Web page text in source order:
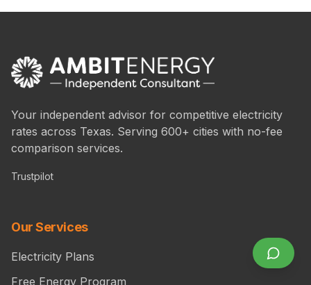
Your independent advisor for competitive electricity
rates across Texas. Serving 600+ cities with no-fee
comparison services.
Trustpilot
Our Services
Electricity Plans
Free Energy Program